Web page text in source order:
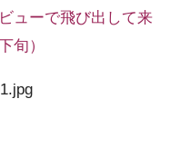
ューで飛び出して来
旬）